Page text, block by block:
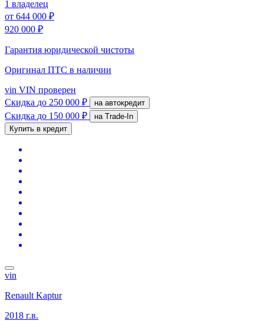
1 владелец
от 644 000 ₽
920 000 ₽
Гарантия юридической чистоты
Оригинал ПТС в наличии
vin VIN проверен
Скидка до 250 000 ₽ на автокредит
Скидка до 150 000 ₽
на Trade-In
Купить в кредит
vin
Renault Kaptur
2018 г.в.